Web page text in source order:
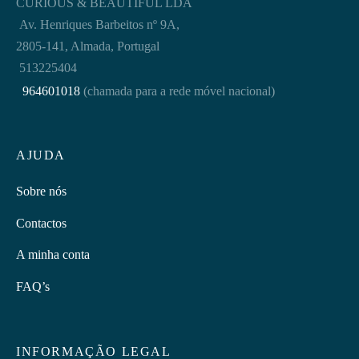
AJUDA
Sobre nós
Contactos
A minha conta
FAQ’s
INFORMAÇÃO LEGAL
Av. Henriques Barbeitos nº 9A,
2805-141, Almada, Portugal
513225404
964601018 (chamada para a rede móvel nacional)